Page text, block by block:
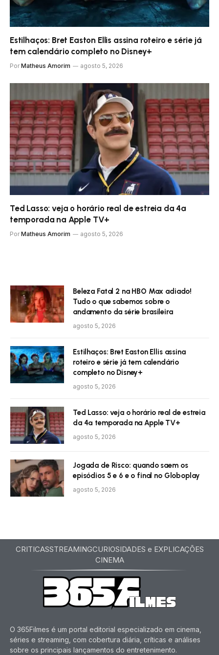
Estilhaços: Bret Easton Ellis assina roteiro e série já
tem calendário completo no Disney+
Por Matheus Amorim agosto 5, 2026
Ted Lasso: veja o horário real de estreia da 4ª
temporada na Apple TV+
Por Matheus Amorim agosto 5, 2026
Beleza Fatal 2 na HBO Max adiado!
Tudo o que sabemos sobre o
andamento da série brasileira
agosto 5, 2026
Estilhaços: Bret Easton Ellis assina
roteiro e série já tem calendário
completo no Disney+
agosto 5, 2026
Ted Lasso: veja o horário real de estreia
da 4ª temporada na Apple TV+
agosto 5, 2026
Jogada de Risco: quando saem os
episódios 5 e 6 e o final no Globoplay
agosto 5, 2026
CRITICASSTREAMINGCURIOSIDADES e EXPLICAÇÕES
CINEMA
O 365Filmes é um portal editorial especializado em cinema,
séries e streaming, com cobertura diária, críticas e análises
sobre os principais lançamentos do entretenimento.